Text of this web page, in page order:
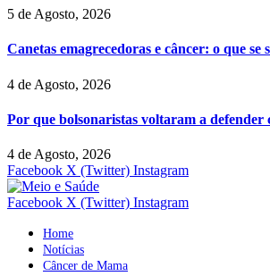
5 de Agosto, 2026
Canetas emagrecedoras e câncer: o que se
4 de Agosto, 2026
Por que bolsonaristas voltaram a
4 de Agosto, 2026
Facebook X (Twitter) Instagram
Facebook X (Twitter) Instagram
Home
Notícias
Câncer de Mama